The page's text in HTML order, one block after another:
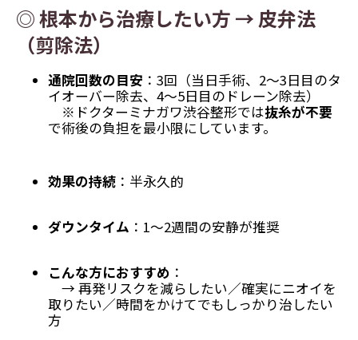
◎ 根本から治療したい方 → 皮弁法
（剪除法）
通院回数の目安 ：3回（当日手術、2～3日目のタ
イオーバー除去、4～5日目のドレーン除去）
※ドクターミナガワ渋谷整形では抜糸が不要
で術後の負担を最小限にしています。
効果の持続 ：半永久的
ダウンタイム ：1～2週間の安静が推奨
こんな方におすすめ ：
→ 再発リスクを減らしたい／確実にニオイを
取りたい／時間をかけてでもしっかり治したい
方